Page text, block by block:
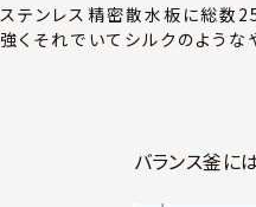
ステンレス精密散水板に総数
強くそれでいてシルクのような
バランス釜に